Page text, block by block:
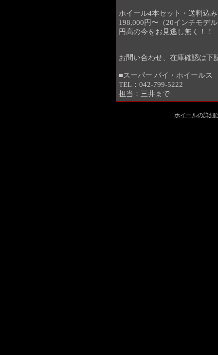
ホイール4本セット・送料込
198,000円〜（20インチモデ
円高の今をお見逃し無く！！
お問い合わせ、在庫確認は下
■スーパー バイ・ホイールス
TEL：042-799-5222
担当：三井まで
ホイールの詳細